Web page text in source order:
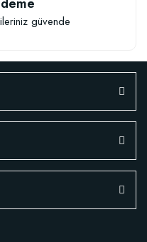
güvende